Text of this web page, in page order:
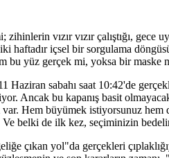
zihinlerin vızır vızır çalıştığı,
haftadır içsel bir sorgulama
bu yüz gerçek mi, yoksa bir maske
Haziran sabahı saat 10:42'de
Ancak bu kapanış basit
var. Hem büyümek istiyorsunuz
belki de ilk kez, seçiminizin
çıkan yol"da gerçekleri